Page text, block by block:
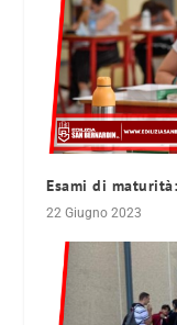
Esami di
22 Giugno 2023